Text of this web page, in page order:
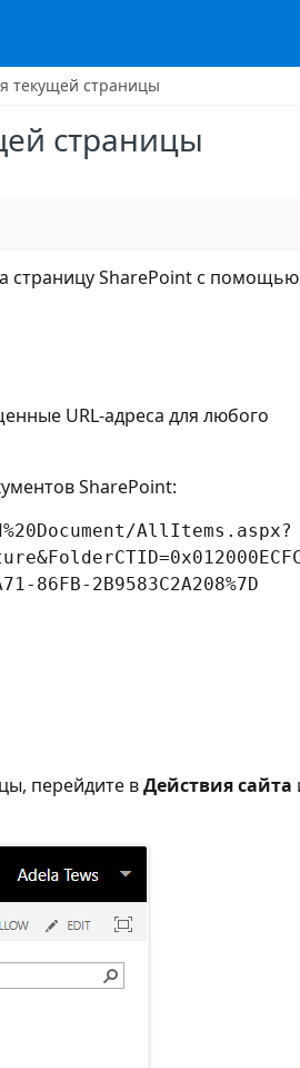
текущей страницы
страницы
страницу SharePoint с помощью
URL-адреса для любого
SharePoint:
AllItems.aspx?
86FB-2B9583C2A208%7D
перейдите вДействия сайта